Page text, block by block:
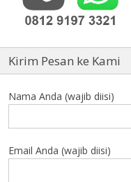
Kirim Pesan ke Kami
Nama Anda (wajib diisi)
Email Anda (wajib diisi)